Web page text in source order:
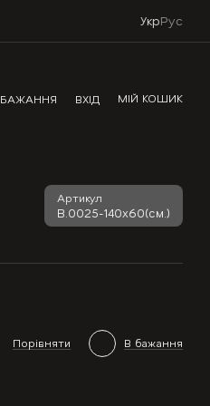
УкрРус
БАЖАННЯ ВХІД МІЙ КОШИК
Артикул
В.0025-140х60(см.)
Порівняти В бажання